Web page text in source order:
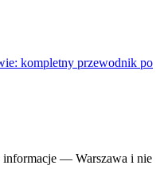
kompletny przewodnik po
— Warszawa i nie